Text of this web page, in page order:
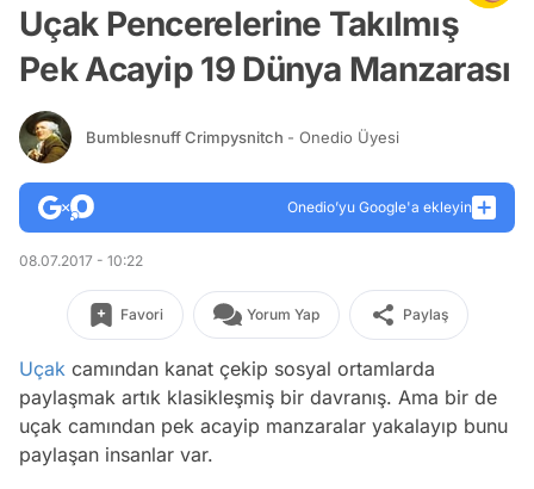
Uçak Pencerelerine Takılmış
Pek Acayip 19 Dünya Manzarası
Bumblesnuff Crimpysnitch - Onedio Üyesi
Onedio’yu Google'a ekleyin
08.07.2017 - 10:22
Favori Yorum Yap Paylaş
Uçak camından kanat çekip sosyal ortamlarda
paylaşmak artık klasikleşmiş bir davranış. Ama bir de
uçak camından pek acayip manzaralar yakalayıp bunu
paylaşan insanlar var.